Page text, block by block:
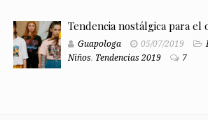
Tendencia nostálgica para el
Guapologa 05/07/2019
Niños, Tendencias 2019 7